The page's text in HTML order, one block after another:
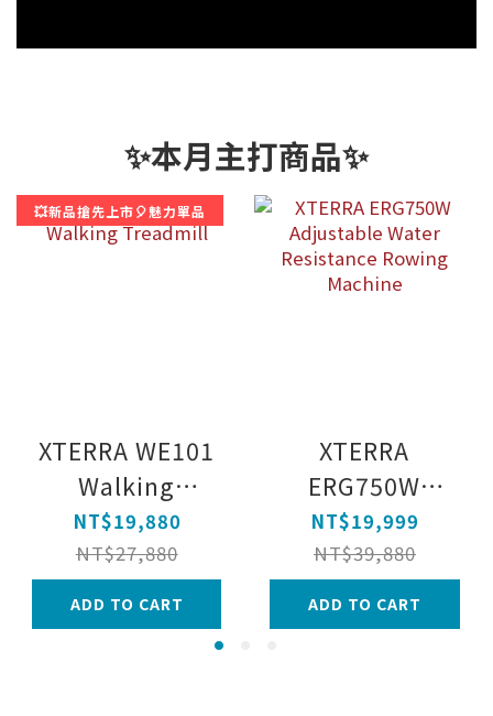
✨本月主打商品✨
💥新品搶先上市🎈魅力單品
XTERRA WE101
Walking
Treadmill
NT$19,880
NT$27,880
ADD TO CART
XTERRA
ERG750W
Adjustable
Water
Resistance
Rowing Machine
NT$19,999
NT$39,880
ADD TO CART